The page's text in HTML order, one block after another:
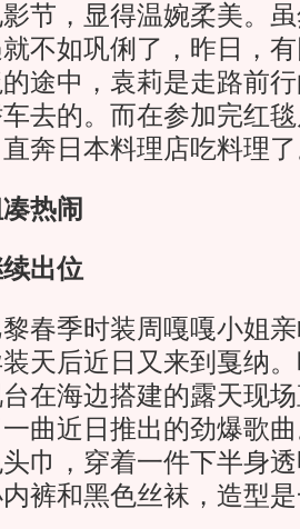
节，显得温婉柔美。
不如巩俐了，昨日，
途中，袁莉是走路前
去的。而在参加完红
奔日本料理店吃料理
热闹
出位
季时装周嘎嘎小姐亲
天后近日又来到戛纳
在海边搭建的露天现
曲近日推出的劲爆歌
巾，穿着一件下半身
裤和黑色丝袜，造型